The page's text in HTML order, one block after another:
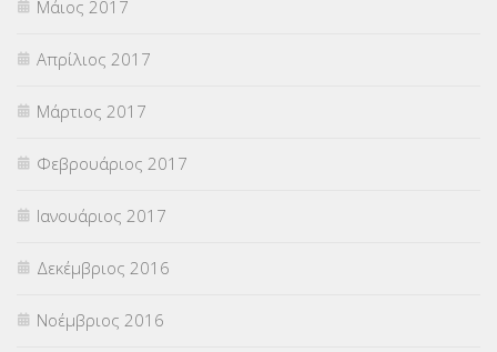
Μάιος 2017
Απρίλιος 2017
Μάρτιος 2017
Φεβρουάριος 2017
Ιανουάριος 2017
Δεκέμβριος 2016
Νοέμβριος 2016